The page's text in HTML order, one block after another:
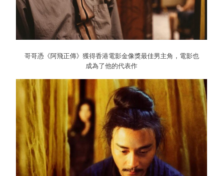
哥哥憑《阿飛正傳》獲得香港電影金像獎最佳男主角，電影也
成為了他的代表作